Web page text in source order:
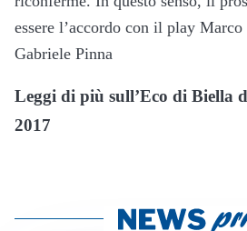
essere l’accordo con il play Marco
Gabriele Pinna
Leggi di più sull’Eco di Biella
2017